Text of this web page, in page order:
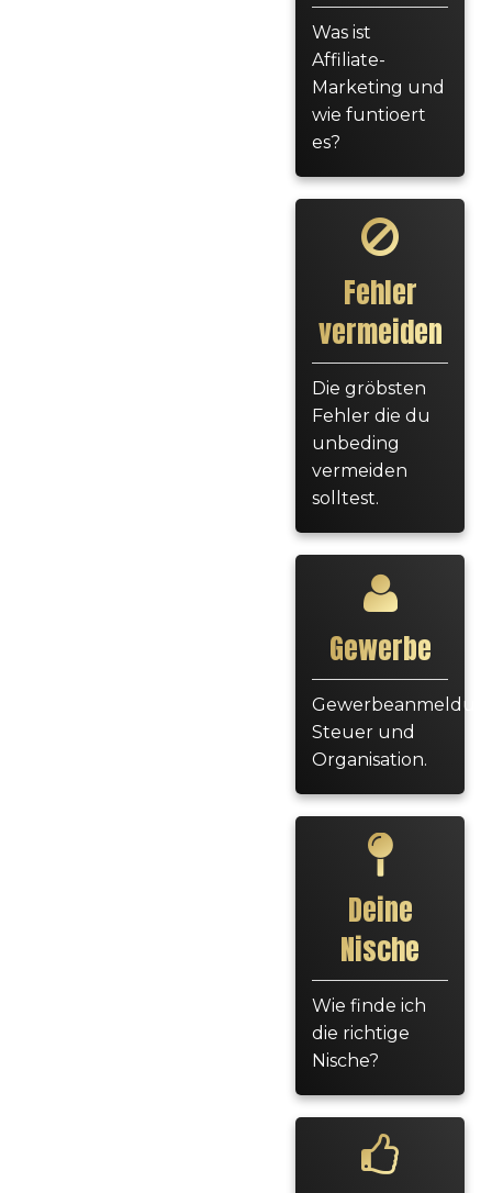
Was ist
Affiliate-
Marketing und
wie funtioert
es?
Fehler
vermeiden
Die gröbsten
Fehler die du
unbeding
vermeiden
solltest.
Gewerbe
Steuer und
Organisation.
Deine
Nische
Wie finde ich
die richtige
Nische?